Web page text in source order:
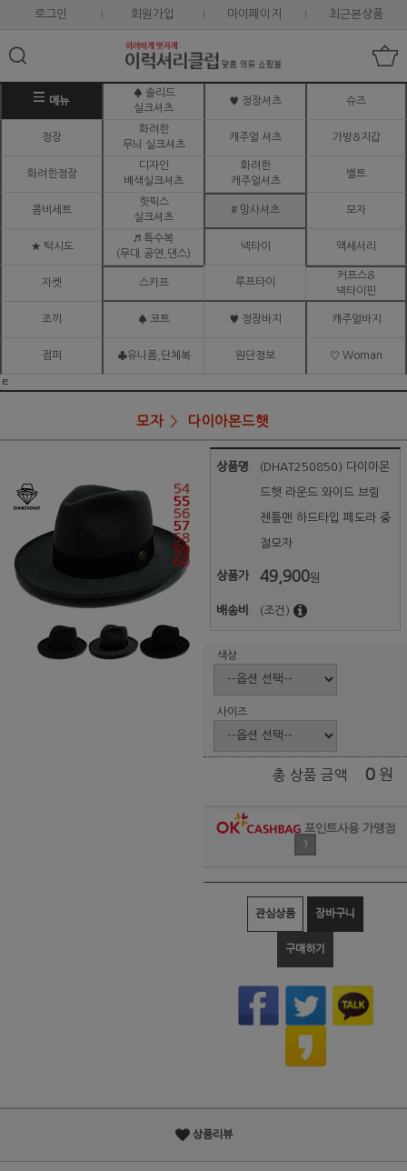
로그인 회원가입 마이페이지 최근본상품
메뉴
♠ 솔리드
실크셔츠
♥ 정장셔츠 슈즈
정장
화려한
무늬 실크셔츠
캐주얼 셔츠 가방&지갑
화려한정장
디자인
배색실크셔츠
화려한
캐주얼셔츠
벨트
콤비세트
핫픽스
실크셔츠
# 망사셔츠 모자
★ 턱시도
♬ 특수복
(무대.공연,댄스)
넥타이 액세서리
자켓 스카프 루프타이
커프스&
넥타이핀
조끼 ♠ 코트 ♥ 정장바지 캐주얼바지
점퍼 ♣유니폼,단체복 원단정보 ♡ Woman
ㅌ
모자 다이아몬드햇
상품명 (DHAT250850) 다이아몬
드햇 라운드 와이드 브림
젠틀맨 하드타입 페도라 중
절모자
상품가 49,900원
배송비 (조건)
색상
사이즈
총 상품 금액 0 원
포인트사용 가맹점
?
관심상품 장바구니
구매하기
상품리뷰